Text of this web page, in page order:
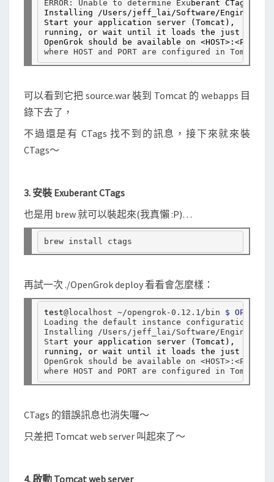
ERROR: Unable to determine Exu berant CTags
Installing /Users/jeff_lai/Software/
Start your application server (Tomcat),  if it
running, or wait until it loads the just
OpenGrok should be available on <HOST>:<PO
可以看到它把 source.war 裝到 Tomcat 的 webapps 目
錄下去了，
不過還是有 CTags 找不到的訊息，接下來就來裝
CTags～
3. 安裝 Exuberant CTags
也是用 brew 就可以裝起來(我真懶 :P)…
再試一次 ./OpenGrok deploy 看看會怎麼樣：
test@localhost ~/opengrok-0.12.1/bin $
Loading the default instance configuration ...
Installing /Users/jeff_lai/Software/
Sta rt your application server (Tomcat),  if it
running, or wait until it loads the just
OpenGrok should be available on <HOST>:<PORT>/
CTags 的錯誤訊息也消失囉～
只差把 Tomcat web server 叫起來了～
4. 啟動 Tomcat web server